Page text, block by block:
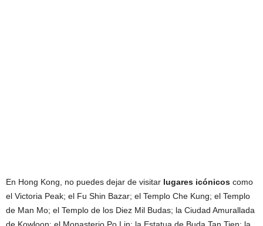
En Hong Kong, no puedes dejar de visitar lugares icónicos como
el Victoria Peak; el Fu Shin Bazar; el Templo Che Kung; el Templo
de Man Mo; el Templo de los Diez Mil Budas; la Ciudad Amurallada